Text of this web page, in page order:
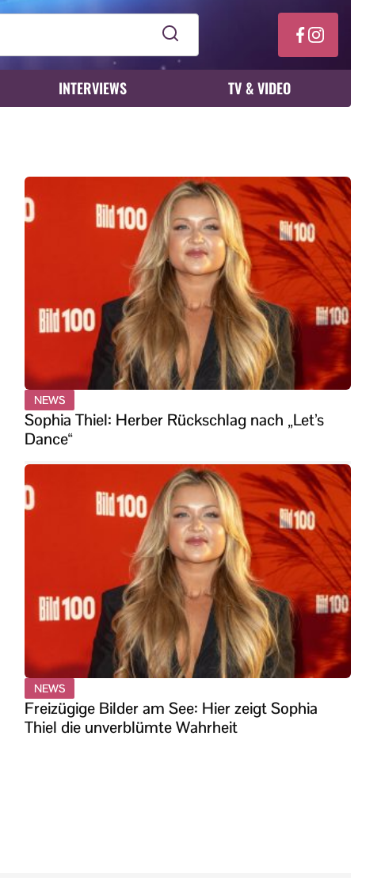
INTERVIEWS TV & VIDEO
NEWS
Sophia Thiel: Herber Rückschlag nach „Let’s
Dance“
NEWS
Freizügige Bilder am See: Hier zeigt Sophia
Thiel die unverblümte Wahrheit